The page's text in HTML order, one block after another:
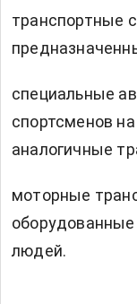
транспортные
специальные
спортсменов
аналогичные
моторные
людей.